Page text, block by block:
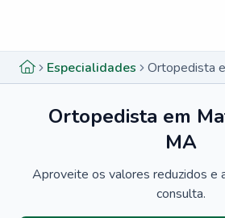
Especialidades
Ortopedista em
MA
Aproveite os valores reduzidos e
consulta.